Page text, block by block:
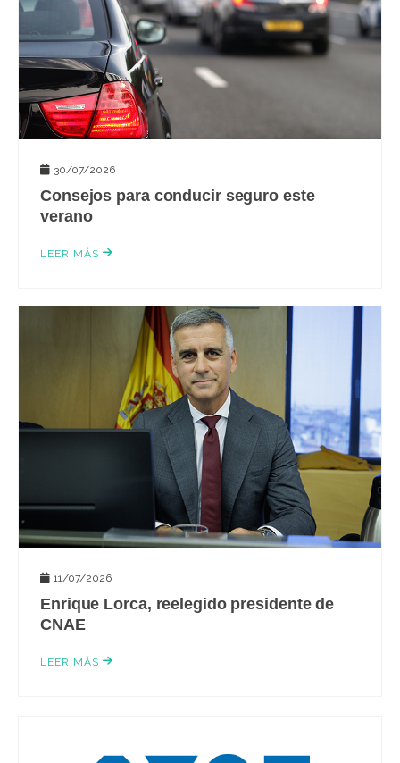
30/07/2026
Consejos para conducir seguro este
verano
LEER MÁS
11/07/2026
Enrique Lorca, reelegido presidente de
CNAE
LEER MÁS